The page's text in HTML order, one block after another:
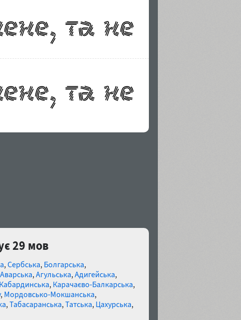
29 мов
,Сербська, Болгарська,
Аварська,Агульська,Адигейська,
Кабардинська, Карачаєво-Балкарська,
, Мордовсько-Мокшанська,
,Табасаранська,Татська, Цахурська,